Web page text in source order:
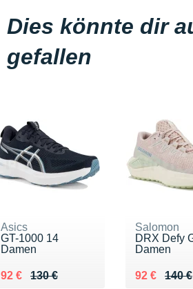
Dies könnte dir
gefallen
Asics
GT-1000 14
Damen
130 €
Au lieu de 130 €
92 €
Vendu 92 €
Salomon
DRX Defy
Damen
140 €
Au lieu de
92 €
Vendu 92 €